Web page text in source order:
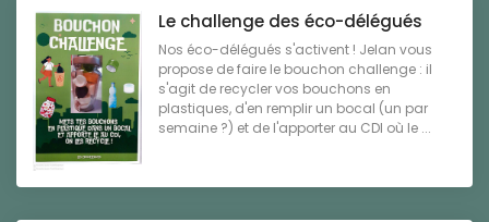
Le challenge des éco-délégués
Nos éco-délégués s'activent ! Jelan vous
propose de faire le bouchon challenge : il
s'agit de recycler vos bouchons en
plastiques, d'en remplir un bocal (un par
semaine ?) et de l'apporter au CDI où le ...